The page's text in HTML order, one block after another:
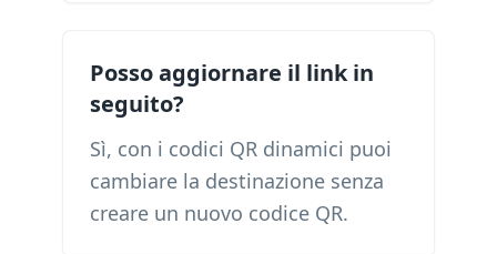
Posso aggiornare il link in
seguito?
Sì, con i codici QR dinamici puoi
cambiare la destinazione senza
creare un nuovo codice QR.